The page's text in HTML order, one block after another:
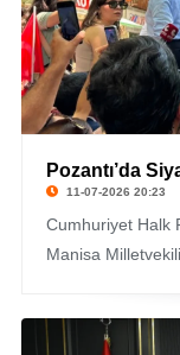
Pozantı’da
11-07-2026 20:23
Cumhuriyet Halk
Manisa